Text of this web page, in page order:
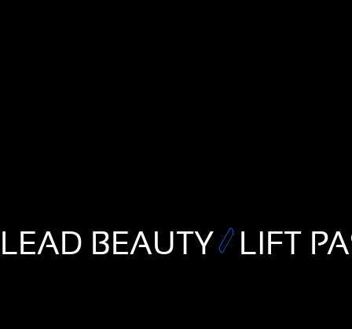
LEAD BEAUTY LIFT